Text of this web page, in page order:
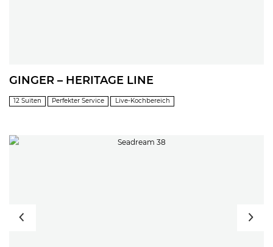
GINGER – HERITAGE LINE
12 Suiten Perfekter Service Live-Kochbereich